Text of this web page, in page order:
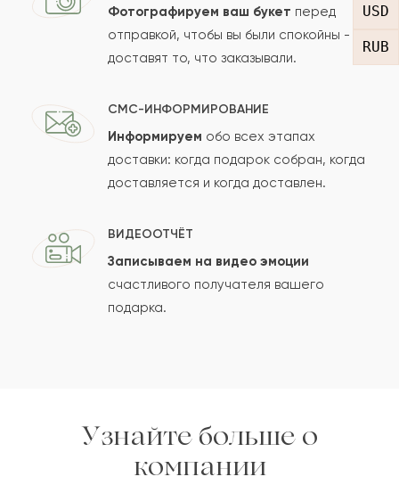
USD
RUB
Сколько будет
Фотографируем ваш букет перед
отправкой, чтобы вы были спокойны -
доставят то, что заказывали.
СМС-ИНФОРМИРОВАНИЕ
Информируем обо всех этапах
доставки: когда подарок собран, когда
доставляется и когда доставлен.
ВИДЕООТЧЁТ
Записываем на видео эмоции
счастливого получателя вашего
подарка.
Узнайте больше о
компании